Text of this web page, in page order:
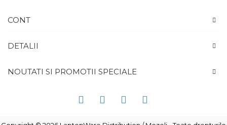
CONT
DETALII
NOUTATI SI PROMOTII SPECIALE